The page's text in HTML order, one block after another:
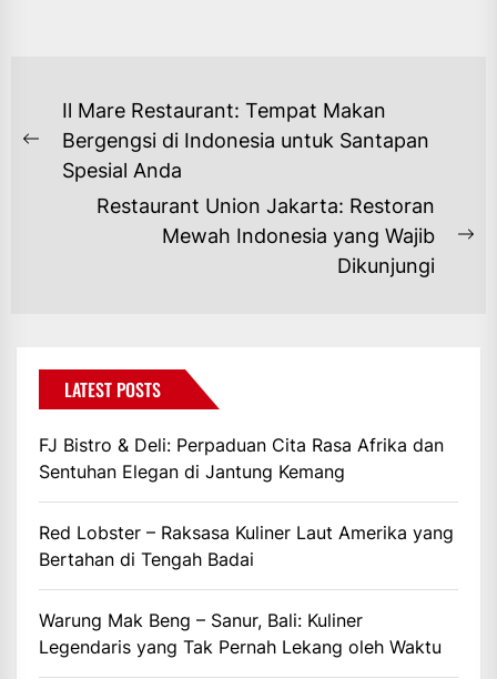
NAVIGASI
POS
Previous
post:
Il Mare Restaurant: Tempat Makan
Bergengsi di Indonesia untuk Santapan
Spesial Anda
Restaurant Union Jakarta: Restoran
Mewah Indonesia yang Wajib
Dikunjungi
LATEST POSTS
FJ Bistro & Deli: Perpaduan Cita Rasa Afrika dan
Sentuhan Elegan di Jantung Kemang
Red Lobster – Raksasa Kuliner Laut Amerika yang
Bertahan di Tengah Badai
Warung Mak Beng – Sanur, Bali: Kuliner
Legendaris yang Tak Pernah Lekang oleh Waktu